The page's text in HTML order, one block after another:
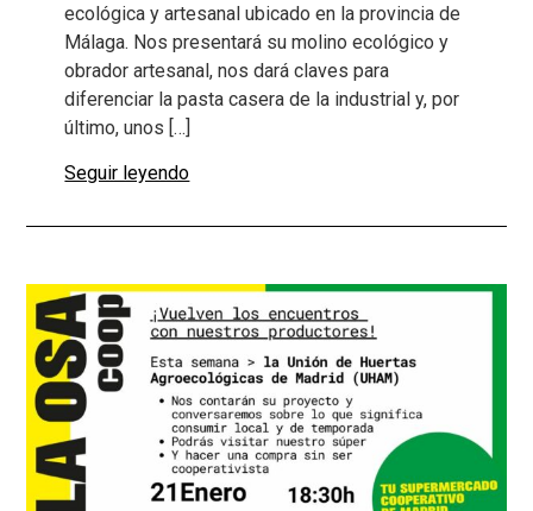
ecológica y artesanal ubicado en la provincia de
Málaga. Nos presentará su molino ecológico y
obrador artesanal, nos dará claves para
diferenciar la pasta casera de la industrial y, por
último, unos […]
Seguir leyendo